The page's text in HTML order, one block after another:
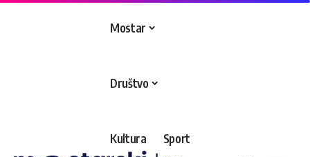
Mostar
Društvo
Kultura Sport